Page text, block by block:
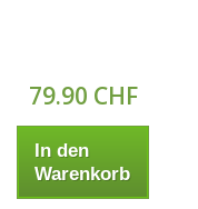
79.90 CHF
In den
Warenkorb